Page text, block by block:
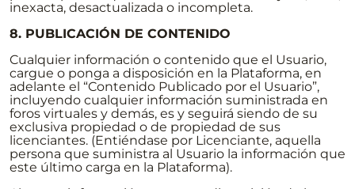
inexacta, desactualizada o incompleta.
8. PUBLICACIÓN DE CONTENIDO
Cualquier información o contenido que el Usuario,
cargue o ponga a disposición en la Plataforma, en
adelante el “Contenido Publicado por el Usuario”,
incluyendo cualquier información suministrada en
foros virtuales y demás, es y seguirá siendo de su
exclusiva propiedad o de propiedad de sus
licenciantes. (Entiéndase por Licenciante, aquella
persona que suministra al Usuario la información que
este último carga en la Plataforma).